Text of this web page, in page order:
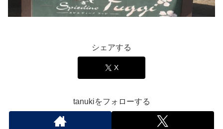
シェアする
X
tanukiをフォローする